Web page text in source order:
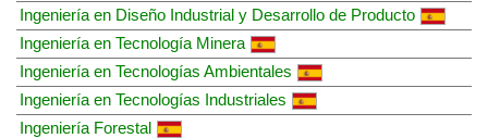
Ingeniería en Diseño Industrial y Desarrollo de Producto
Ingeniería en Tecnología Minera
Ingeniería en Tecnologías Ambientales
Ingeniería en Tecnologías Industriales
Ingeniería Forestal